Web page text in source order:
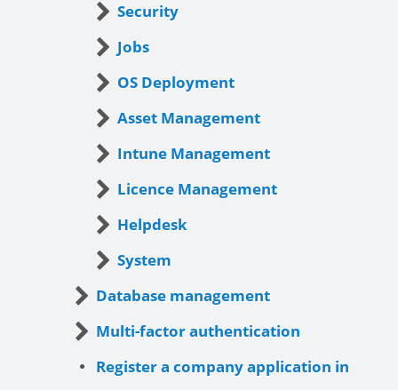
Security
Jobs
OS Deployment
Asset Management
Intune Management
Licence Management
Helpdesk
System
Database management
Multi-factor authentication
Register a company application in